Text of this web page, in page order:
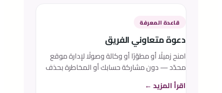
قاعدة المعرفة
دعوة متعاوني الفريق
امنح زميلًا أو مطوّرًا أو وكالة وصولًا لإدارة موقع
محدّد — دون مشاركة حسابك أو المخاطرة بحذف
الموقع.
اقرأ المزيد ←